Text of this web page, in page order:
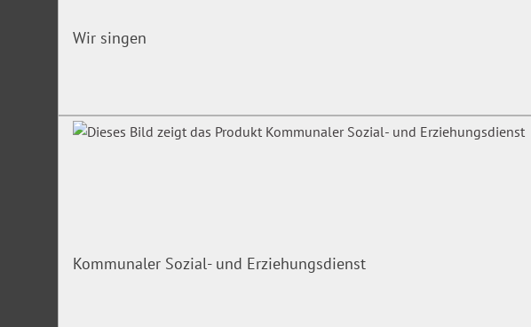
Wir singen
Kommunaler Sozial- und Erziehungsdienst